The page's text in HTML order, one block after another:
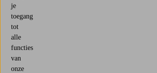
je
toegang
tot
alle
functies
van
onze